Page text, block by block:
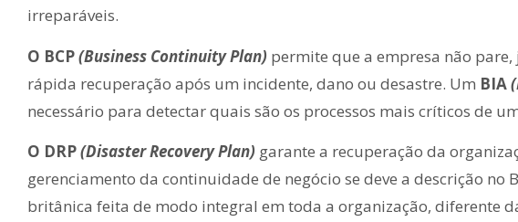
irreparáveis.
O BCP(Business Continuity Plan) permite que a empresa não
rápida recuperação após um incidente, dano ou desastre. Um BIA
necessário para detectar quais são os processos mais críticos de
O DRP(Disaster Recovery Plan) garante a recuperação da
gerenciamento da continuidade de negócio se deve a descrição no
britânica feita de modo integral em toda a organização, diferente